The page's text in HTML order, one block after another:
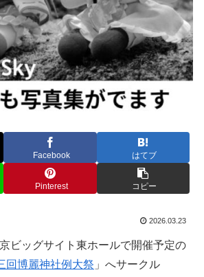
Facebook はてブ
Pinterest コピー
2026.03.23
ビッグサイト東ホールで開催予定の
回博麗神社例大祭 」へサークル